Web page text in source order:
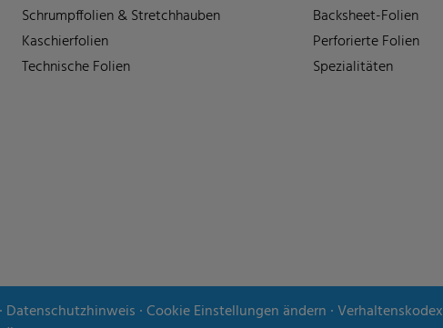
Schrumpffolien & Stretchhauben
Kaschierfolien
Technische Folien
Backsheet-Folien
Perforierte Folien
Spezialitäten
∙ Datenschutzhinweis ∙Cookie Einstellungen ändern ∙Verhaltenskodex